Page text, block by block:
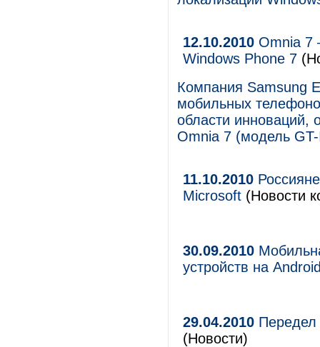
12.10.2010 Omnia 7
Windows Phone 7
Компания Samsung
мобильных
области инноваций,
Omnia 7 (модель
11.10.2010
Microsoft (Новости
30.09.2010
устройств на
29.04.2010 Передел
(Новости)